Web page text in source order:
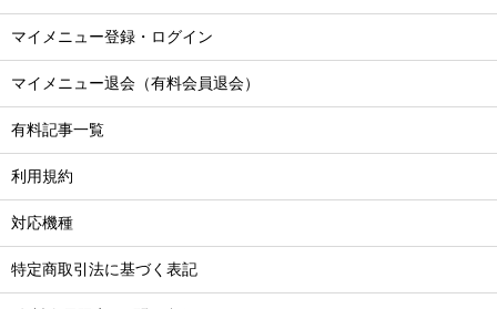
マイメニュー登録・ログイン
マイメニュー退会（有料会員退会）
有料記事一覧
利用規約
対応機種
特定商取引法に基づく表記